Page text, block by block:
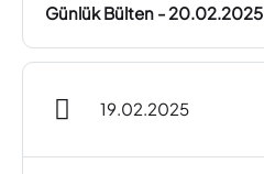
Günlük Bülten - 20.02.2025
19.02.2025